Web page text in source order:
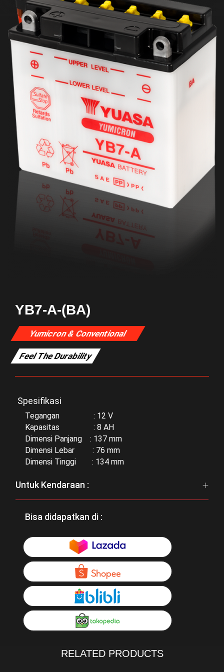
YB7-A-(BA)
Yumicron & Conventional
Feel The Durability
Spesifikasi
Tegangan : 12 V
Kapasitas : 8 AH
Dimensi Panjang : 137 mm
Dimensi Lebar : 76 mm
Dimensi Tinggi : 134 mm
Untuk Kendaraan :
Bisa didapatkan di :
RELATED PRODUCTS